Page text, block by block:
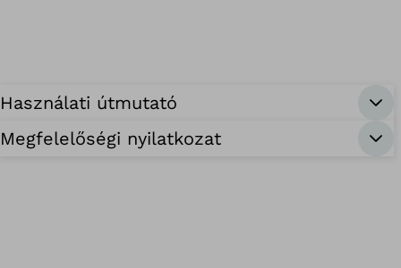
Használati útmutató
Megfelelőségi nyilatkozat